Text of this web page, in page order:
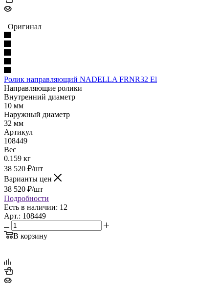
Оригинал
Ролик направляющий NADELLA FRNR32 El
Направляющие ролики
Внутренний диаметр
10 мм
Наружный диаметр
32 мм
Артикул
108449
Вес
0.159 кг
38 520 ₽/шт
Варианты цен
38 520 ₽/шт
Подробности
Есть в наличии: 12
Арт.: 108449
В корзину